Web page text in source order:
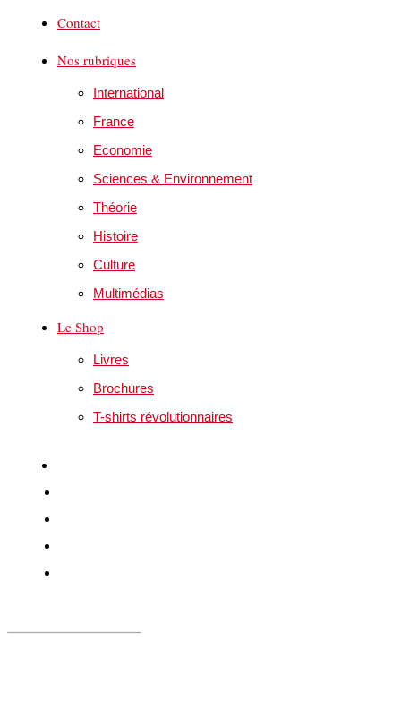
Contact
Nos rubriques
International
France
Economie
Sciences & Environnement
Théorie
Histoire
Culture
Multimédias
Le Shop
Livres
Brochures
T-shirts révolutionnaires